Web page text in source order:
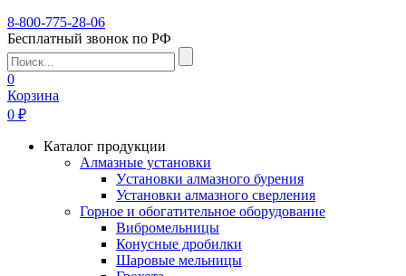
8-800-775-28-06
Бесплатный звонок по РФ
0
Корзина
0 ₽
Каталог продукции
Алмазные установки
Уcтановки алмазного бурения
Установки алмазного сверления
Горное и обогатительное оборудование
Вибромельницы
Конусные дробилки
Шаровые мельницы